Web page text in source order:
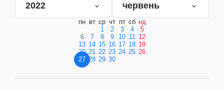
2022 червень
пн вт ср чт пт сб нд
1
2 3 4
5
6
7 8 9 10 11 12
13 14 15 16 17 18 19
20 21 22 23 24 25 26
27 28 29 30